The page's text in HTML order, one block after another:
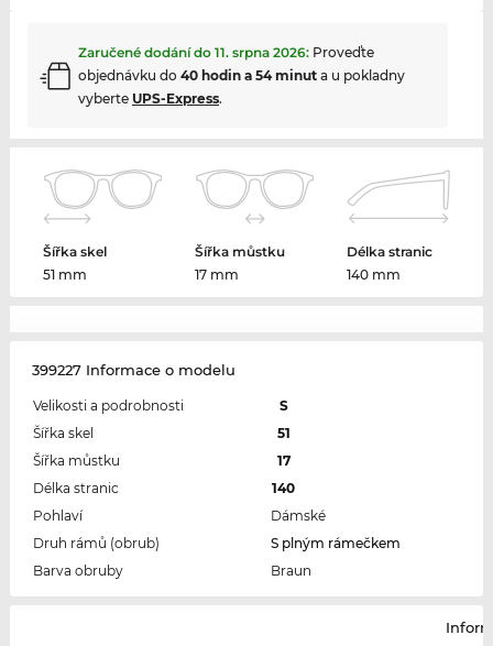
Zaručené dodání do 11. srpna 2026: Proveďte
objednávku do 40 hodin a 54 minuta u pokladny
vyberte UPS-Express.
Šířka skel
51 mm
Šířka můstku
17 mm
Délka stranic
140 mm
399227 Informace o modelu
Velikosti a podrobnosti
S
Šířka skel
51
Šířka můstku
17
Délka stranic
140
Pohlaví
Dámské
Druh rámů (obrub)
S plným rámečkem
Barva obruby
Braun